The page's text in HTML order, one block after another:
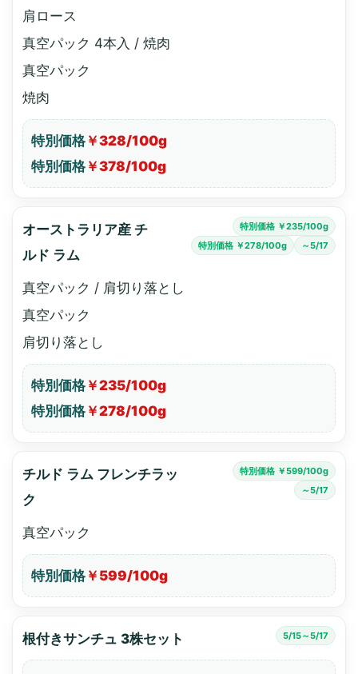
肩ロース
真空パック 4本入 / 焼肉
真空パック
焼肉
特別価格 ￥328/100g
特別価格 ￥378/100g
オーストラリア産 チ
ルド ラム
特別価格 ￥235/100g
特別価格 ￥278/100g
～5/17
真空パック / 肩切り落とし
真空パック
肩切り落とし
特別価格 ￥235/100g
特別価格 ￥278/100g
チルド ラム フレンチラッ
ク
特別価格 ￥599/100g
～5/17
真空パック
特別価格 ￥599/100g
根付きサンチュ 3株セット 5/15～5/17